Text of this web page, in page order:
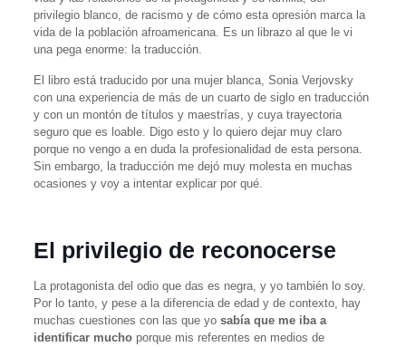
privilegio blanco, de racismo y de cómo esta opresión marca la
vida de la población afroamericana. Es un librazo al que le vi
una pega enorme: la traducción.
El libro está traducido por una mujer blanca, Sonia Verjovsky
con una experiencia de más de un cuarto de siglo en traducción
y con un montón de títulos y maestrías, y cuya trayectoria
seguro que es loable. Digo esto y lo quiero dejar muy claro
porque no vengo a en duda la profesionalidad de esta persona.
Sin embargo, la traducción me dejó muy molesta en muchas
ocasiones y voy a intentar explicar por qué.
El privilegio de reconocerse
La protagonista del odio que das es negra, y yo también lo soy.
Por lo tanto, y pese a la diferencia de edad y de contexto, hay
muchas cuestiones con las que yosabía que me iba a
identificar muchoporque mis referentes en medios de